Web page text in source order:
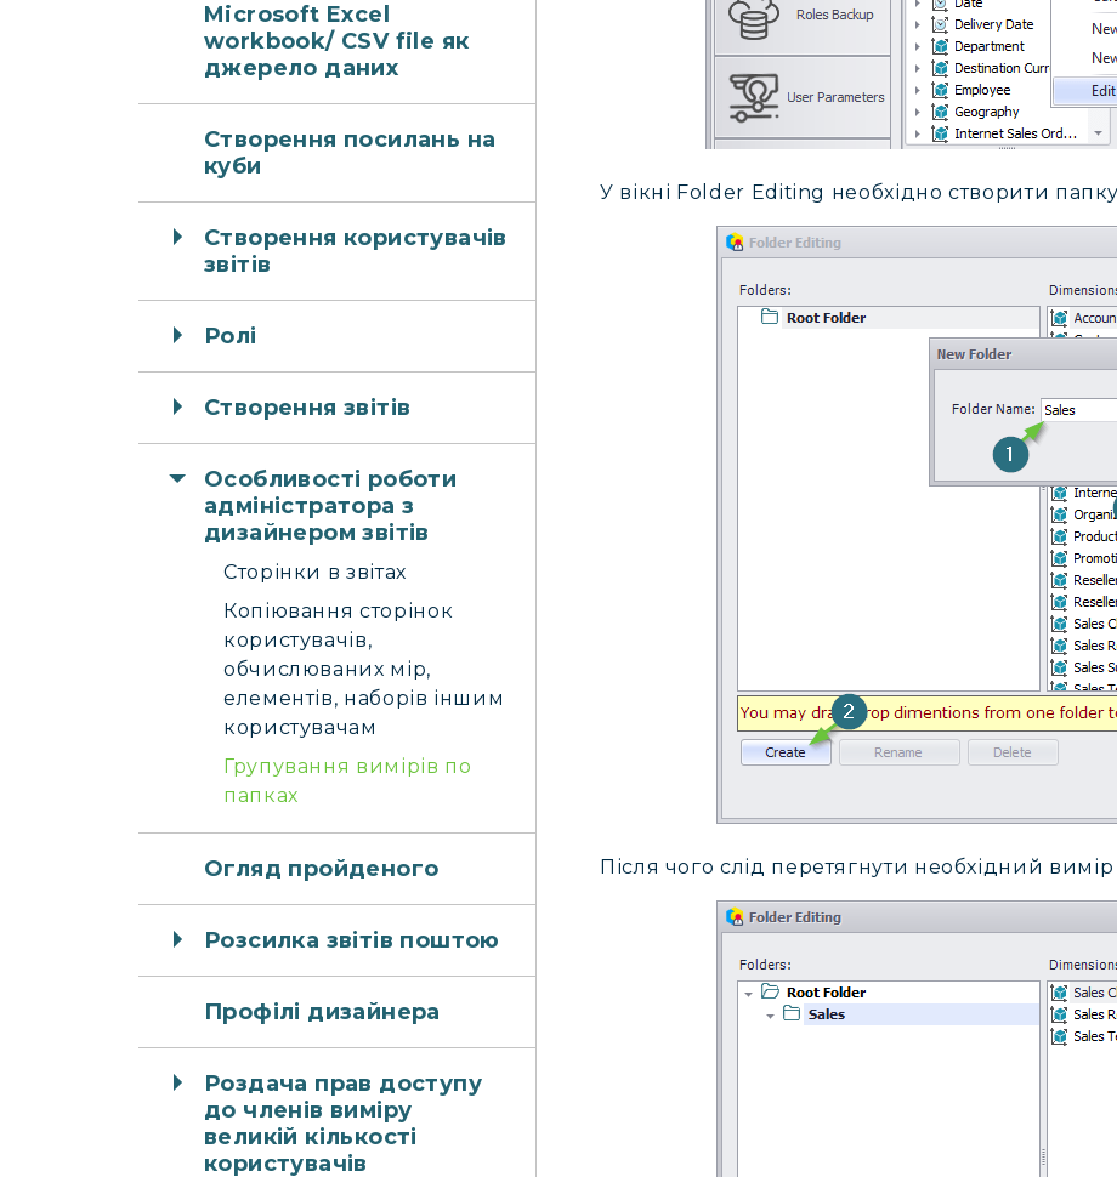
У вікні Folder Editing необхідно створити
Після чого слід перетягнути необхідний
Microsoft Excel
workbook/ CSV file як
джерело даних
Створення посилань на
куби
Створення користувачів
звітів
Ролі
Створення звітів
Особливості роботи
адміністратора з
дизайнером звітів
Сторінки в звітах
Копіювання сторінок
користувачів,
обчислюваних мір,
елементів, наборів іншим
користувачам
Групування вимірів по
папках
Огляд пройденого
Розсилка звітів поштою
Профілі дизайнера
Роздача прав доступу
до членів виміру
великій кількості
користувачів